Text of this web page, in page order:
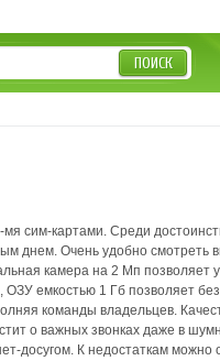
ПОИСК
мя сим-картами. Среди
днем. Очень удобно смотреть
камера на 2 Мп
емкостью 1 Гб позволяет
команды владельцев.
о важных звонках даже в
досугом. К недостаткам можно